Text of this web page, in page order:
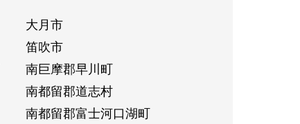
大月市
笛吹市
南巨摩郡早川町
南都留郡道志村
南都留郡富士河口湖町